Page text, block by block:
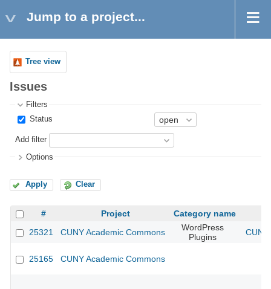
Jump to a project...
Tree view
Issues
Filters
Status
Add filter
Options
Apply Clear
# Project
Category name
25321
CUNY Academic Commons
WordPress
Plugins
25165 CUNY Academic Commons